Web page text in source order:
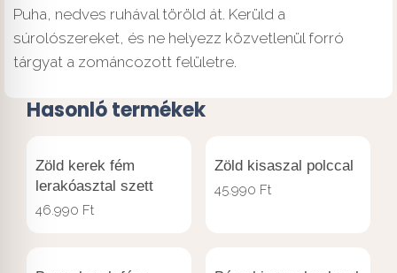
Puha, nedves ruhával töröld át. Kerüld a
súrolószereket, és ne helyezz közvetlenül forró
tárgyat a zománcozott felületre.
Hasonló termékek
Zöld kerek fém
lerakóasztal szett
46.990 Ft
Zöld kisaszal polccal
45.990 Ft